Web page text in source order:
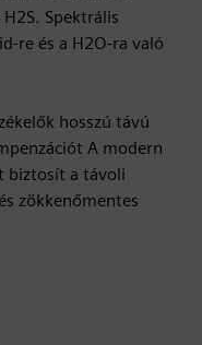
Spektrális
re és a H2O-ra való
hosszú távú
A modern
biztosít a távoli
zökkenőmentes